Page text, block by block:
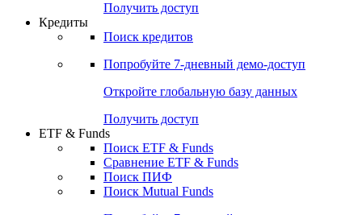
Попробуйте7-дневный
Откройте глобальную базу данных
Получить доступ
Поиск кредитов
Попробуйте7-дневный
Откройте глобальную базу данных
Получить доступ
ETF & Funds